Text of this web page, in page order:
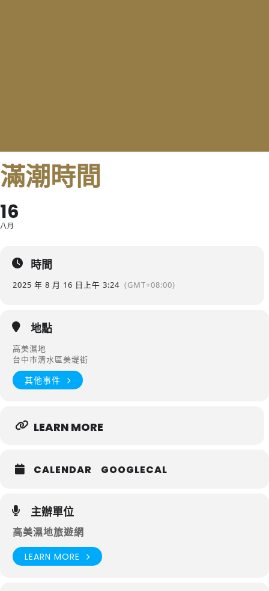
滿潮時間
16
八月
時間
2025 年 8 月 16 日 上午 3:24 (GMT+08:00)
地點
高美濕地
台中市清水區美堤街
其他事件
LEARN MORE
CALENDAR GOOGLECAL
主辦單位
高美濕地旅遊網
LEARN MORE